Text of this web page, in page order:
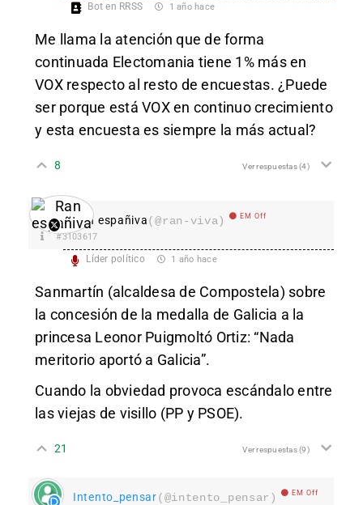
Bot en RRSS 1 año hace
Me llama la atención que de forma
continuada Electomania tiene 1% más en
VOX respecto al resto de encuestas. ¿Puede
ser porque está VOX en continuo crecimiento
y esta encuesta es siempre la más actual?
8 Ver respuestas(4)
Ran españiva(@ran-viva) EM Off
#3103617
Líder político 1 año hace
Sanmartín (alcaldesa de Compostela) sobre
la concesión de la medalla de Galicia a la
princesa Leonor Puigmoltó Ortiz: “Nada
meritorio aportó a Galicia”.
Cuando la obviedad provoca escándalo entre
las viejas de visillo (PP y PSOE).
21 Ver respuestas(9)
Intento_pensar(@intento_pensar) EM Off